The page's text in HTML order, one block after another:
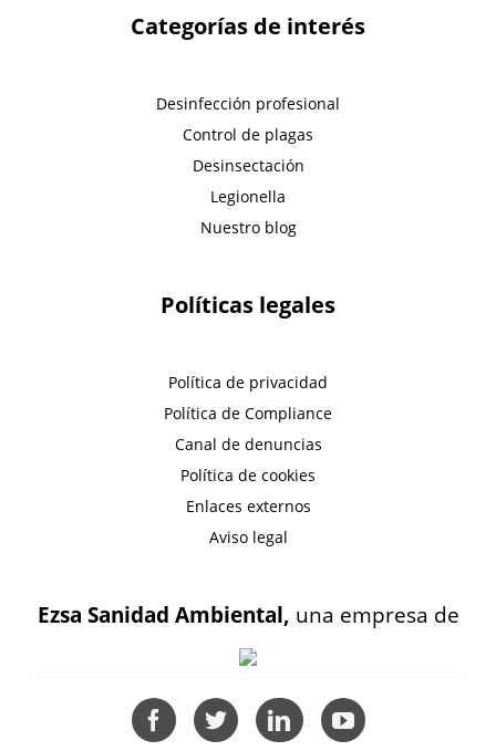
Categorías de interés
Desinfección profesional
Control de plagas
Desinsectación
Legionella
Nuestro blog
Políticas legales
Política de privacidad
Política de Compliance
Canal de denuncias
Política de cookies
Enlaces externos
Aviso legal
Ezsa Sanidad Ambiental, una empresa de